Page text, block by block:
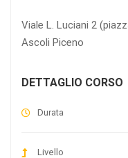
Viale L. Luciani 2
Ascoli Piceno
DETTAGLIO CORSO
Durata
Livello